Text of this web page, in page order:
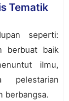
Tematik
seperti:
berbuat baik
ilmu,
pelestarian
berbangsa.